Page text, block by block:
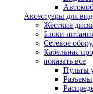
Аксессуары для
Жёсткие
Блоки
Сетевое
Кабельная
показать все
Пульты
Разъемы